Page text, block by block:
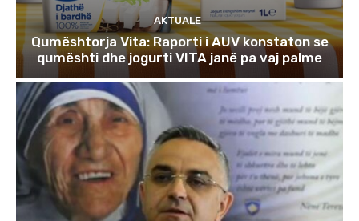
AKTUALE
Qumështorja Vita: Raporti i AUV konstaton se
qumështi dhe jogurti VITA janë pa vaj palme